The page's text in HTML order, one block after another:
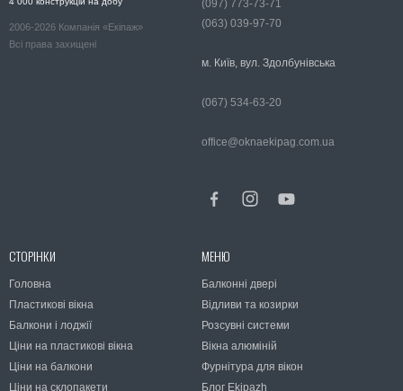
2006-2026 Компанія «Екіпаж»
Всі права захищені
СТОРІНКИ
Головна
Пластикові вікна
Балкони і лоджії
Ціни на пластикові вікна
Ціни на балкони
Ціни на склопакети
МЕНЮ
Балконні двері
Відливи та козирки
Розсувні системи
Вікна алюміній
Фурнітура для вікон
Блог Ekipazh
(097) 773-73-71
(063) 039-97-70
м. Київ, вул. Здолбунівська
(067) 534-63-20
office@oknaekipag.com.ua